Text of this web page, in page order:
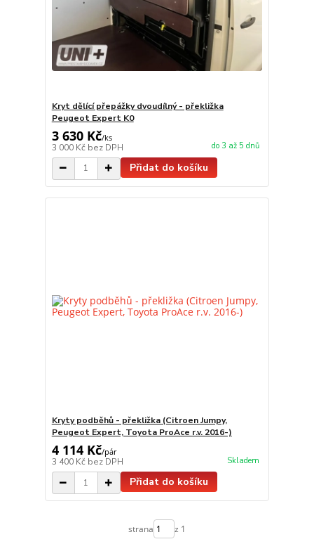
Kryt dělící přepážky dvoudílný - překližka
Peugeot Expert K0
3 630 Kč/ks
3 000 Kč bez DPH do 3 až 5 dnů
Přidat do košíku
Kryty podběhů - překližka (Citroen Jumpy,
Peugeot Expert, Toyota ProAce r.v. 2016-)
4 114 Kč/pár
3 400 Kč bez DPH Skladem
Přidat do košíku
strana z 1